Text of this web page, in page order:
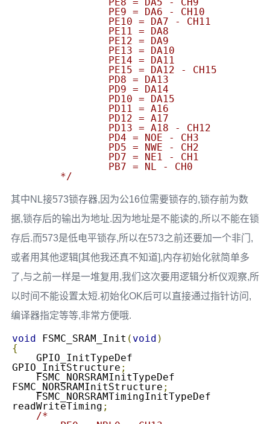
	*/
其中NL接573锁存器,因为公16位需要锁存的,锁存前为数
据,锁存后的输出为地址.因为地址是不能读的,所以不能在锁
存后.而573是低电平锁存,所以在573之前还要加一个非门,
或者用其他逻辑[其他我还真不知道],内存初始化就简单多
了,与之前一样是一堆复用,我们这次要用逻辑分析仪观察,所
以时间不能设置太短.初始化OK后可以直接通过指针访问,
编译器指定等等,非常方便哦.
void FSMC_SRAM_Init ( void )
{
GPIO_InitStructure ;
FSMC_NORSRAMInitStructure ;
readWriteTiming ;
/*